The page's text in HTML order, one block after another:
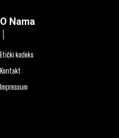
O Nama
Etički kodeks
Kontakt
Impressum